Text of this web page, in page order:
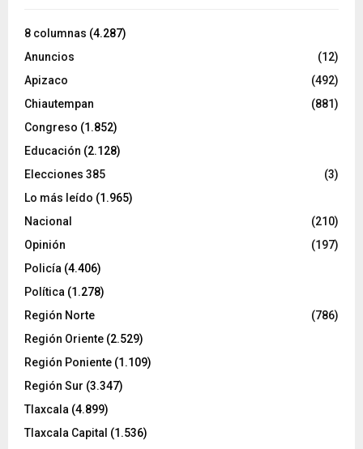
8 columnas (4.287)
Anuncios
(12)
Apizaco
(492)
Chiautempan
(881)
Congreso (1.852)
Educación (2.128)
Elecciones 385
(3)
Lo más leído (1.965)
Nacional
(210)
Opinión
(197)
Policía (4.406)
Política (1.278)
Región Norte
(786)
Región Oriente (2.529)
Región Poniente (1.109)
Región Sur (3.347)
Tlaxcala (4.899)
Tlaxcala Capital (1.536)